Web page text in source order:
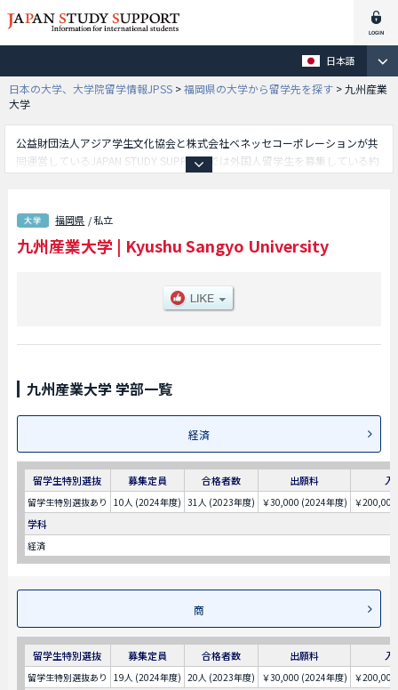
日本語
日本の大学、大学院留学情報JPSS >福岡県の大学から留学先を探す >九州産業
大学
公益財団法人アジア学生文化協会と株式会社ベネッセコーポレーションが共
同運営しているJAPAN STUDY SUPPORTでは外国人留学生を募集している約
部や理工学部や芸術学部や国際文化学部や生命科学部や建築都市工学部や人
間科学部や地域共創学部等、学部別情報や、募集定員や合格者数など入試情
報、施設案内、アクセスなど外国人留学生に必要な情報を掲載しているので
福岡県 / 私立
九州産業大学 | Kyushu Sangyo University
九州産業大学 学部一覧
経済
留学生特別選抜 募集定員 合格者数 出願料 入
留学生特別選抜あり 10人 (2024年度) 31人 (2023年度) ￥30,000 (2024年度) ￥
学科
経済
商
留学生特別選抜 募集定員 合格者数 出願料 入
留学生特別選抜あり 19人 (2024年度) 20人 (2023年度) ￥30,000 (2024年度) ￥